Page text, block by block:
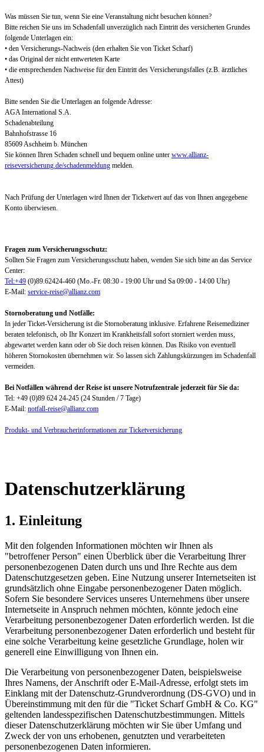
Was müssen Sie tun, wenn Sie eine Veranstaltung nicht besuchen können?
Bitte reichen Sie uns im Schadenfall unverzüglich nach Eintritt des versicherten Grundes
folgende Unterlagen ein:
• den Versicherungs-Nachweis (den erhalten Sie von Ticket Scharf)
• das Original der nicht entwerteten Karte
• die entsprechenden Nachweise für den Eintritt des Versicherungsfalles (z.B. ärztliches
Attest)
Bitte senden Sie die Unterlagen an folgende Adresse:
AGA International S.A.
Schadenabteilung
Bahnhofstrasse 16
85609 Aschheim b. München
Sie können Ihren Schaden schnell und bequem online unter www.allianz-
reiseversicherung.de/schadenmeldung melden.
Nach Prüfung der Unterlagen wird Ihnen der Ticketwert auf das von Ihnen angegebene
Konto überwiesen.
Fragen zum Versicherungsschutz:
Sollten Sie Fragen zum Versicherungsschutz haben, wenden Sie sich bitte an das Service
Center:
Tel:+49 (0)89.62424-460 (Mo.-Fr. 08:30 - 19:00 Uhr und Sa 09:00 - 14:00 Uhr)
E-Mail: service-reise@allianz.com
Stornoberatung und Notfälle:
In jeder Ticket-Versicherung ist die Stornoberatung inklusive. Erfahrene Reisemediziner
beraten telefonisch, ob Ihr Konzert im Krankheitsfall sofort storniert werden muss,
abgewartet werden kann oder ob Sie doch reisen können. Das Risiko von eventuell
höheren Stornokosten übernehmen wir. So lassen sich Zahlungskürzungen im Schadenfall
vermeiden.
Bei Notfällen während der Reise ist unsere Notrufzentrale jederzeit für Sie da:
Tel: +49 (0)89 624 24-245 (24 Stunden / 7 Tage)
E-Mail: notfall-reise@allianz.com
Produkt- und Verbraucherinformationen zur Ticketversicherung
Datenschutzerklärung
1. Einleitung
Mit den folgenden Informationen möchten wir Ihnen als
"betroffener Person" einen Überblick über die Verarbeitung Ihrer
personenbezogenen Daten durch uns und Ihre Rechte aus dem
Datenschutzgesetzen geben. Eine Nutzung unserer Internetseiten ist
grundsätzlich ohne Eingabe personenbezogener Daten möglich.
Sofern Sie besondere Services unseres Unternehmens über unsere
Internetseite in Anspruch nehmen möchten, könnte jedoch eine
Verarbeitung personenbezogener Daten erforderlich werden. Ist die
Verarbeitung personenbezogener Daten erforderlich und besteht für
eine solche Verarbeitung keine gesetzliche Grundlage, holen wir
generell eine Einwilligung von Ihnen ein.
Die Verarbeitung von personenbezogener Daten, beispielsweise
Ihres Namens, der Anschrift oder E-Mail-Adresse, erfolgt stets im
Einklang mit der Datenschutz-Grundverordnung (DS-GVO) und in
Übereinstimmung mit den für die "Ticket Scharf GmbH & Co. KG"
geltenden landesspezifischen Datenschutzbestimmungen. Mittels
dieser Datenschutzerklärung möchten wir Sie über Umfang und
Zweck der von uns erhobenen, genutzten und verarbeiteten
personenbezogenen Daten informieren.